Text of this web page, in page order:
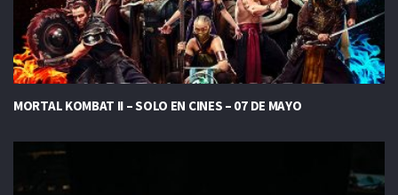
MORTAL KOMBAT II – SOLO EN CINES – 07 DE MAYO